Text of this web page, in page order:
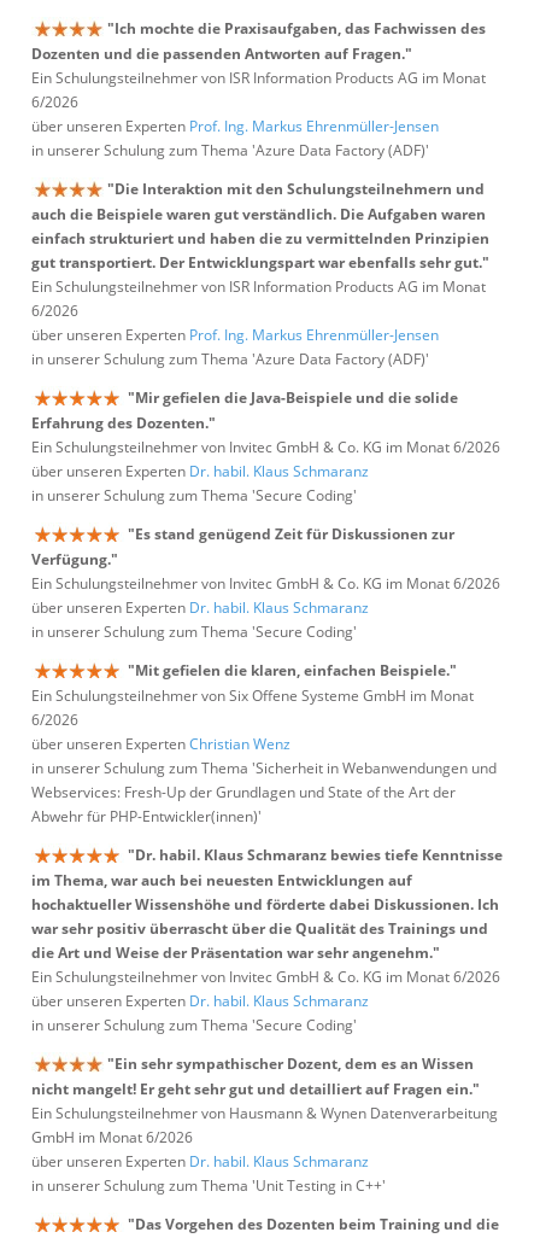
"Ich mochte die Praxisaufgaben, das Fachwissen des
Dozenten und die passenden Antworten auf Fragen."
Ein Schulungsteilnehmer von ISR Information Products AG im Monat
6/2026
über unseren Experten Prof. Ing. Markus Ehrenmüller-Jensen
in unserer Schulung zum Thema 'Azure Data Factory (ADF)'
"Die Interaktion mit den Schulungsteilnehmern und
auch die Beispiele waren gut verständlich. Die Aufgaben waren
einfach strukturiert und haben die zu vermittelnden Prinzipien
gut transportiert. Der Entwicklungspart war ebenfalls sehr gut."
Ein Schulungsteilnehmer von ISR Information Products AG im Monat
6/2026
über unseren Experten Prof. Ing. Markus Ehrenmüller-Jensen
in unserer Schulung zum Thema 'Azure Data Factory (ADF)'
"Mir gefielen die Java-Beispiele und die solide
Erfahrung des Dozenten."
Ein Schulungsteilnehmer von Invitec GmbH & Co. KG im Monat 6/2026
über unseren Experten Dr. habil. Klaus Schmaranz
in unserer Schulung zum Thema 'Secure Coding'
"Es stand genügend Zeit für Diskussionen zur
Verfügung."
Ein Schulungsteilnehmer von Invitec GmbH & Co. KG im Monat 6/2026
über unseren Experten Dr. habil. Klaus Schmaranz
in unserer Schulung zum Thema 'Secure Coding'
"Mit gefielen die klaren, einfachen Beispiele."
Ein Schulungsteilnehmer von Six Offene Systeme GmbH im Monat
6/2026
über unseren ExpertenChristian Wenz
in unserer Schulung zum Thema 'Sicherheit in Webanwendungen und
Webservices: Fresh-Up der Grundlagen und State of the Art der
Abwehr für PHP-Entwickler(innen)'
"Dr. habil. Klaus Schmaranz bewies tiefe Kenntnisse
im Thema, war auch bei neuesten Entwicklungen auf
hochaktueller Wissenshöhe und förderte dabei Diskussionen. Ich
war sehr positiv überrascht über die Qualität des Trainings und
die Art und Weise der Präsentation war sehr angenehm."
Ein Schulungsteilnehmer von Invitec GmbH & Co. KG im Monat 6/2026
über unseren Experten Dr. habil. Klaus Schmaranz
in unserer Schulung zum Thema 'Secure Coding'
"Ein sehr sympathischer Dozent, dem es an Wissen
nicht mangelt! Er geht sehr gut und detailliert auf Fragen ein."
Ein Schulungsteilnehmer von Hausmann & Wynen Datenverarbeitung
GmbH im Monat 6/2026
über unseren Experten Dr. habil. Klaus Schmaranz
in unserer Schulung zum Thema 'Unit Testing in C++'
"Das Vorgehen des Dozenten beim Training und die